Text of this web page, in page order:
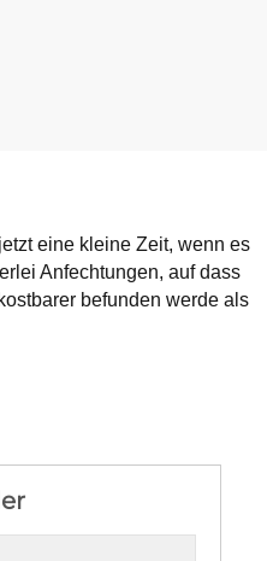
eine kleine Zeit, wenn es
Anfechtungen, auf dass
befunden werde als